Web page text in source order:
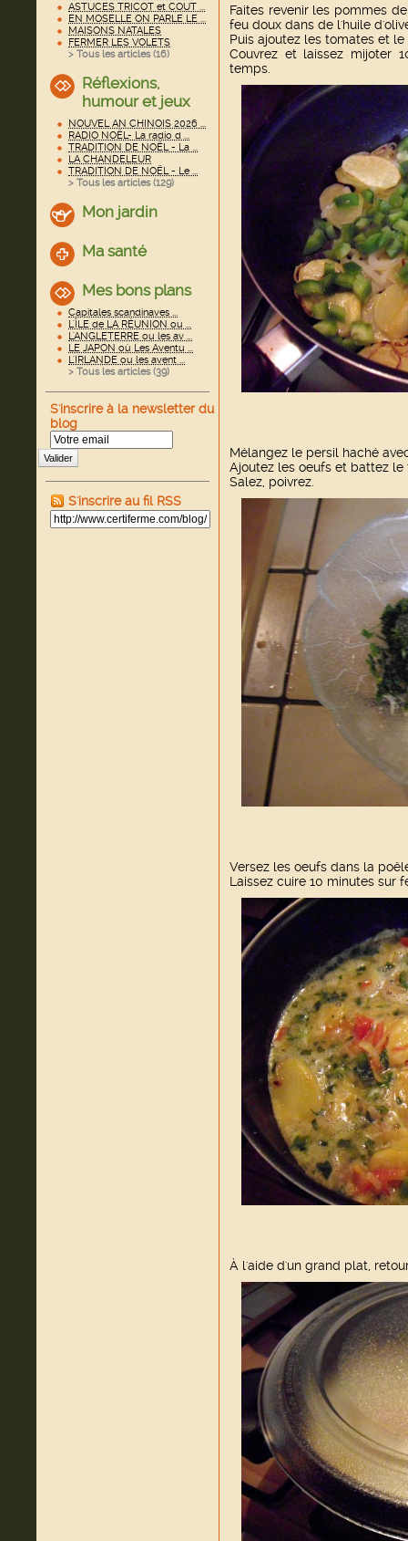
ASTUCES TRICOT et COUT ...
EN MOSELLE ON PARLE LE ...
MAISONS NATALES
FERMER LES VOLETS
> Tous les articles (16)
Réflexions,
humour et jeux
NOUVEL AN CHINOIS 2026 ...
RADIO NOËL- La radio d ...
TRADITION DE NOËL - La ...
LA CHANDELEUR
TRADITION DE NOËL - Le ...
> Tous les articles (129)
Mon jardin
Ma santé
Mes bons plans
Capitales scandinaves ...
L'ÎLE de LA RÉUNION ou ...
L'ANGLETERRE ou les av ...
LE JAPON où Les Aventu ...
L'IRLANDE ou les avent ...
> Tous les articles (39)
S'inscrire à la newsletter du
blog
Valider
S'inscrire au fil RSS
Faites revenir les pommes
feu doux dans de l'huile
Puis ajoutez les tomates et le
Couvrez et laissez mijoter
temps.
Mélangez le persil haché
Ajoutez les oeufs et battez le
Salez, poivrez.
Versez les oeufs dans la
Laissez cuire 10 minutes sur
À l'aide d'un grand plat,